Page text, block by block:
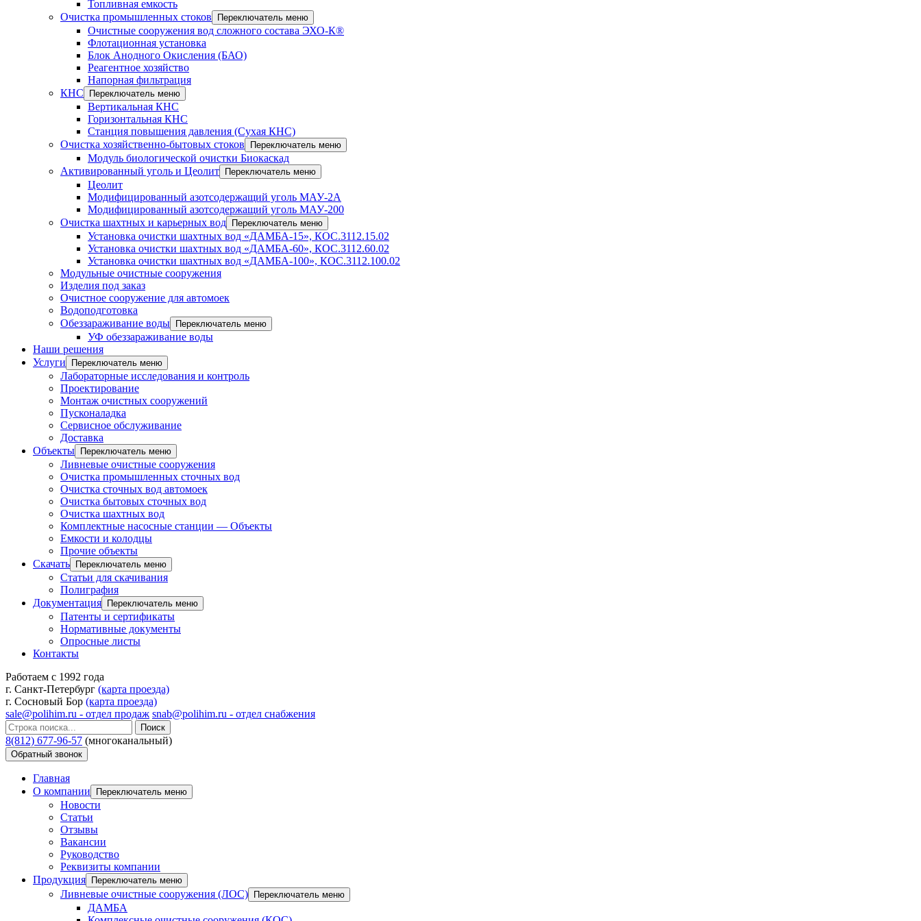
Топливная емкость
Очистка промышленных стоков
Переключатель меню
Очистные сооружения вод сложного состава ЭХО-К®
Флотационная установка
Блок Анодного Окисления (БАО)
Реагентное хозяйство
Напорная фильтрация
КНС
Переключатель меню
Вертикальная КНС
Горизонтальная КНС
Станция повышения давления (Сухая КНС)
Очистка хозяйственно-бытовых стоков
Переключатель меню
Модуль биологической очистки Биокаскад
Активированный уголь и Цеолит
Переключатель меню
Цеолит
Модифицированный азотсодержащий уголь МАУ-2А
Модифицированный азотсодержащий уголь МАУ-200
Очистка шахтных и карьерных вод
Переключатель меню
Установка очистки шахтных вод «ДАМБА-15», КОС.3112.15.02
Установка очистки шахтных вод «ДАМБА-60», КОС.3112.60.02
Установка очистки шахтных вод «ДАМБА-100», КОС.3112.100.02
Модульные очистные сооружения
Изделия под заказ
Очистное сооружение для автомоек
Водоподготовка
Обеззараживание воды
Переключатель меню
УФ обеззараживание воды
Наши решения
Услуги
Переключатель меню
Лабораторные исследования и контроль
Проектирование
Монтаж очистных сооружений
Пусконаладка
Сервисное обслуживание
Доставка
Объекты
Переключатель меню
Ливневые очистные сооружения
Очистка промышленных сточных вод
Очистка сточных вод автомоек
Очистка бытовых сточных вод
Очистка шахтных вод
Комплектные насосные станции — Объекты
Емкости и колодцы
Прочие объекты
Скачать
Переключатель меню
Статьи для скачивания
Полиграфия
Документация
Переключатель меню
Патенты и сертификаты
Нормативные документы
Опросные листы
Контакты
Работаем с 1992 года
г. Санкт-Петербург (карта проезда)
г. Сосновый Бор (карта проезда)
sale@polihim.ru - отдел продаж snab@polihim.ru - отдел снабжения
Поиск
8(812) 677-96-57 (многоканальный)
Обратный звонок
Главная
О компании
Переключатель меню
Новости
Статьи
Отзывы
Вакансии
Руководство
Реквизиты компании
Продукция
Переключатель меню
Ливневые очистные сооружения (ЛОС) Переключатель меню
ДАМБА